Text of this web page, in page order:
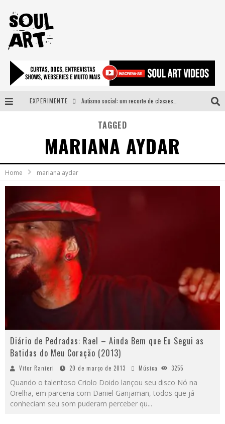
EXPERIMENTE
A subida da rampa é diferente!
Faça o bem! Mas, sem olhar a quem!?
Novo single de Arnaldo Tifu, “De Testa” explora brasilidade em sons, cores e símbolos
TAGGED
MARIANA AYDAR
Home mariana aydar
Diário de Pedradas: Rael – Ainda Bem que Eu Segui as
Batidas do Meu Coração (2013)
Vitor Ranieri 20 de março de 2013 Música 3255
Quando o talentoso Criolo Doido lançou seu disco Nó na
Orelha, em parceria com Daniel Ganjaman, todos que já
conheciam seu som puderam perceber qu...